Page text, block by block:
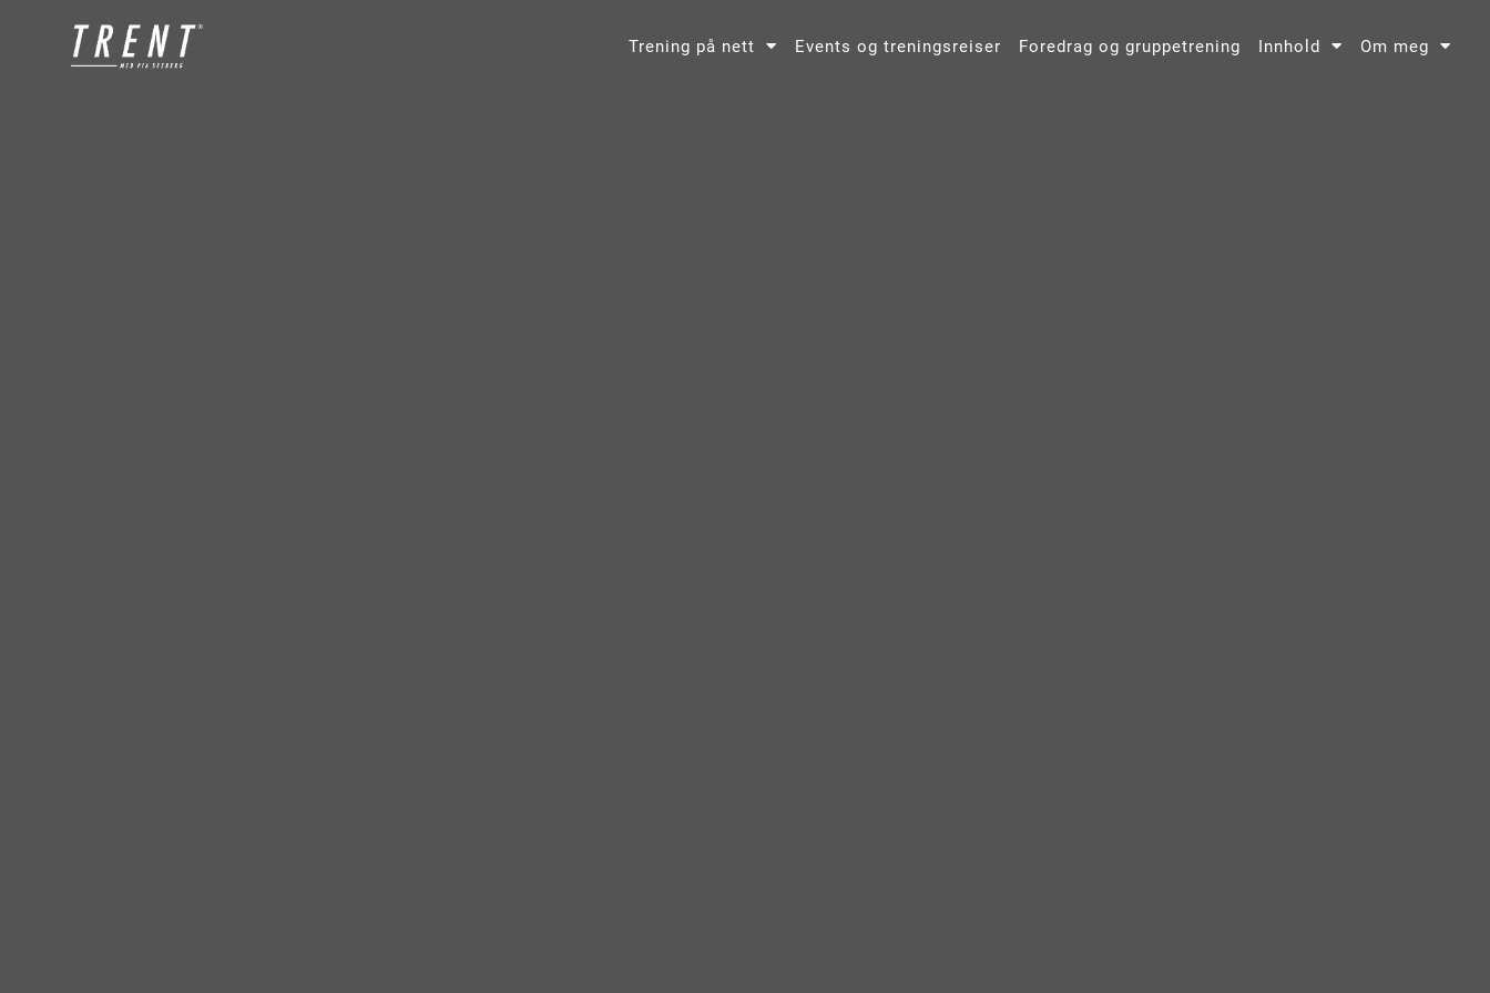
Trening på nett Events og treningsreiser Foredrag og gruppetrening Innhold Om meg